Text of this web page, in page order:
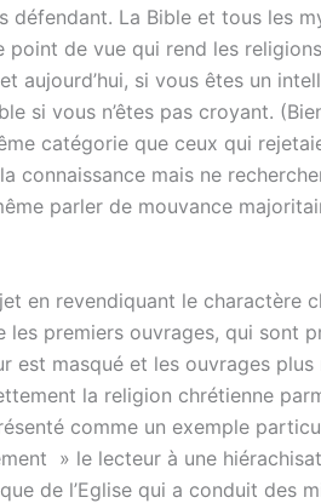
La Bible et tous les
point de vue qui rend les
aujourd’hui, si vous êtes un
vous n’êtes pas croyant.
catégorie que ceux qui
connaissance mais ne
parler de mouvance
en revendiquant le charactère
premiers ouvrages, qui sont
masqué et les ouvrages
la religion chrétienne
comme un exemple
» le lecteur à une
de l’Eglise qui a conduit des